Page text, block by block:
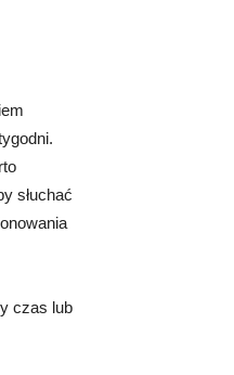
słuchać
czas lub